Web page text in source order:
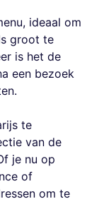
ideaal om
groot te
is het de
een bezoek
te
van de
je nu op
of
om te